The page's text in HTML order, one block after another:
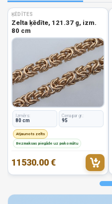
ĶĒDĪTES
Zelta ķēdīte, 121.37 g, izm.
80 cm
Izmērs:
80 cm
Cena par gr.:
95
Atjaunots zelts
Bezmaksas piegāde uz pakomātu
11530.00 €